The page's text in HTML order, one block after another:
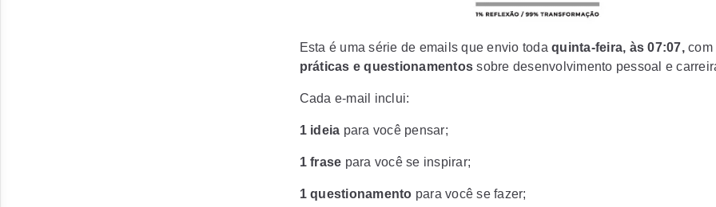
Esta é uma série de emails que envio toda quinta-feira, às 07:07,com
práticas e questionamentossobre desenvolvimento pessoal e
Cada e-mail inclui:
1 ideia para você pensar;
1 frase para você se inspirar;
1 questionamento para você se fazer;